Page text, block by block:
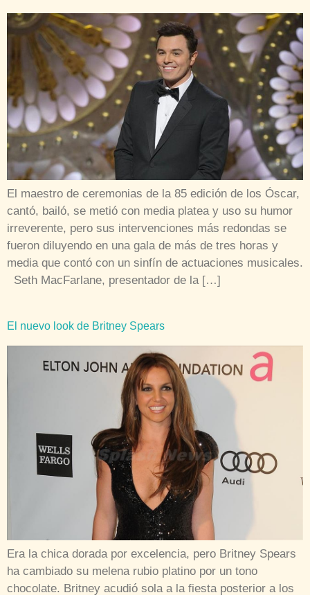
El maestro de ceremonias de la 85 edición de los Óscar,
cantó, bailó, se metió con media platea y uso su humor
irreverente, pero sus intervenciones más redondas se
fueron diluyendo en una gala de más de tres horas y
media que contó con un sinfín de actuaciones musicales.
Seth MacFarlane, presentador de la […]
El nuevo look de Britney Spears
Era la chica dorada por excelencia, pero Britney Spears
ha cambiado su melena rubio platino por un tono
chocolate. Britney acudió sola a la fiesta posterior a los